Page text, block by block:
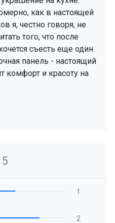
как в настоящей
я, честно говоря, не
того, что после
съесть еще один
панель - настоящий
комфорт и красоту на
1
2